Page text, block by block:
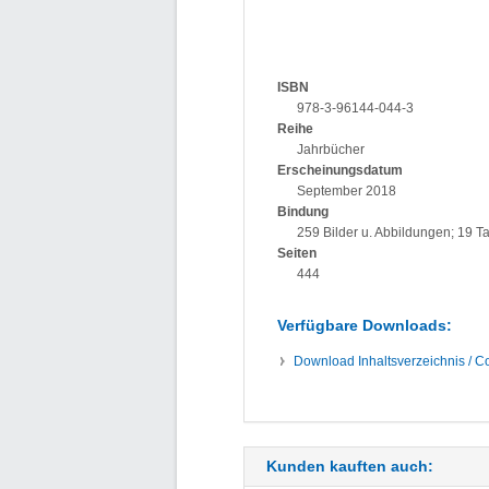
ISBN
978-3-96144-044-3
Reihe
Jahrbücher
Erscheinungsdatum
September 2018
Bindung
259 Bilder u. Abbildungen; 19
Seiten
444
Verfügbare Downloads:
Download Inhaltsverzeichnis /
Kunden kauften auch: